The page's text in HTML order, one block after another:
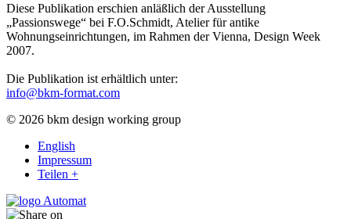
Diese Publikation erschien anläßlich der Ausstellung
„Passionswege“ bei F.O.Schmidt, Atelier für antike
Wohnungseinrichtungen, im Rahmen der Vienna, Design Week
2007.
Die Publikation ist erhältlich unter:
info@bkm-format.com
© 2026 bkm design working group
English
Impressum
Teilen +